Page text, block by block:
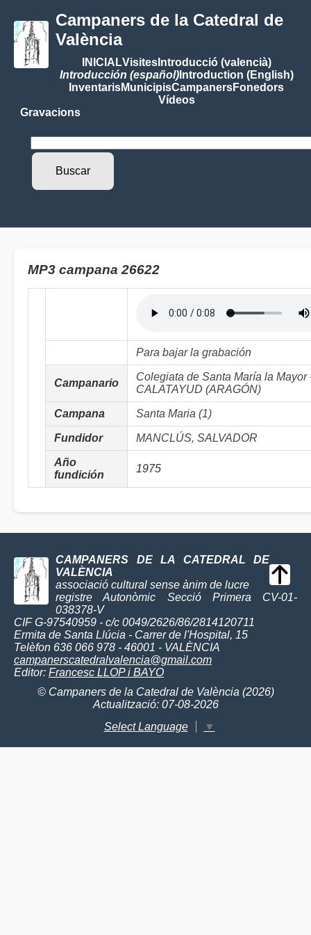
Campaners de la Catedral de
València
INICIALVisitesIntroducció (valencià)
Introducción (español)Introduction (English)
InventarisMunicipisCampanersFonedors
Vídeos
Gravacions
MP3 campana 26622
Para bajar la grabación
Campanario
Colegiata de Santa María la Mayor
CALATAYUD (ARAGÓN)
Campana Santa Maria (1)
Fundidor MANCLÚS, SALVADOR
Año
fundición
1975
CAMPANERS DE LA CATEDRAL DE
VALÈNCIA
associació cultural sense ànim de lucre
registre Autonòmic Secció Primera CV-01-
038378-V
CIF G-97540959 - c/c 0049/2626/86/2814120711
Ermita de Santa Llúcia - Carrer de l'Hospital, 15
Telèfon 636 066 978 - 46001 - VALÈNCIA
campanerscatedralvalencia@gmail.com
Editor: Francesc LLOP i BAYO
© Campaners de la Catedral de València (2026)
Actualització: 07-08-2026
Select Language
▼